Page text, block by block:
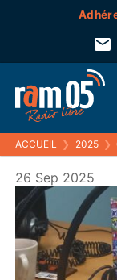
ACCUEIL ❯ 2025 ❯
26 Sep 2025